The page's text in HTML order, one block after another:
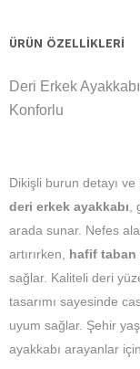
ÜRÜN ÖZELLIKLERI
Deri Erkek
Konforlu
Dikişli burun detayı ve
deri erkek ayakkabı
arada sunar. Nefes
artırırken, hafif
sağlar. Kaliteli deri
tasarımı sayesinde
uyum sağlar. Şehir
ayakkabı arayanlar